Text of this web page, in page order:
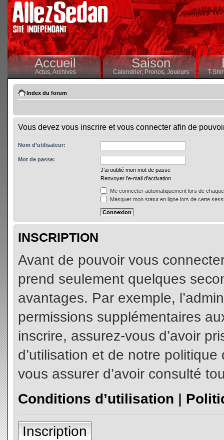
Accueil
Actus,Archives
Saison
Calendrier,Pronos, Joueurs T-
Index du forum
Vous devez vous inscrire et vous connecter afin de
Nom d’utilisateur:
Mot de passe:
J’ai oublié mon mot de passe
Renvoyer l’e-mail d’activation
Me connecter automatiquement lors de
Masquer mon statut en ligne lors de cette
INSCRIPTION
Avant de pouvoir vous
prend seulement quelques
avantages. Par exemple,
permissions supplémentaires
inscrire, assurez-vous d’avoir
d’utilisation et de notre
vous assurer d’avoir consulté
Conditions d’utilisation |
Inscription